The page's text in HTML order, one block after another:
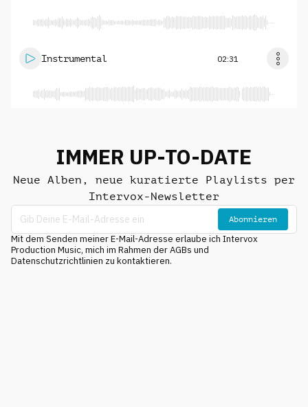
Instrumental 02:31
IMMER UP-TO-DATE
Neue Alben, neue kuratierte Playlists per
Intervox-Newsletter
Abonnieren
Mit dem Senden meiner E-Mail-Adresse erlaube ich Intervox
Production Music, mich im Rahmen der AGBs und
Datenschutzrichtlinien zu kontaktieren.